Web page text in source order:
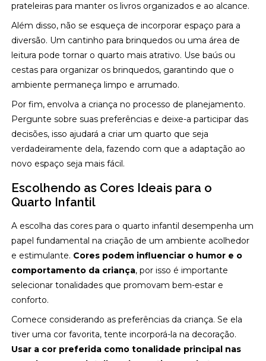
prateleiras para manter os livros organizados e ao alcance.
Além disso, não se esqueça de incorporar espaço para a
diversão. Um cantinho para brinquedos ou uma área de
leitura pode tornar o quarto mais atrativo. Use baús ou
cestas para organizar os brinquedos, garantindo que o
ambiente permaneça limpo e arrumado.
Por fim, envolva a criança no processo de planejamento.
Pergunte sobre suas preferências e deixe-a participar das
decisões, isso ajudará a criar um quarto que seja
verdadeiramente dela, fazendo com que a adaptação ao
novo espaço seja mais fácil.
Escolhendo as Cores Ideais para o
Quarto Infantil
A escolha das cores para o quarto infantil desempenha um
papel fundamental na criação de um ambiente acolhedor
e estimulante. Cores podem influenciar o humor e o
comportamento da criança, por isso é importante
selecionar tonalidades que promovam bem-estar e
conforto.
Comece considerando as preferências da criança. Se ela
tiver uma cor favorita, tente incorporá-la na decoração.
Usar a cor preferida como tonalidade principal nas